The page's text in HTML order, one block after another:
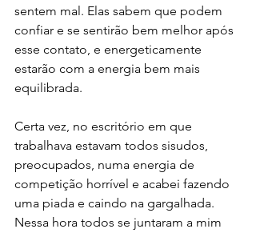
sentem mal. Elas sabem que podem
confiar e se sentirão bem melhor após
esse contato, e energeticamente
estarão com a energia bem mais
equilibrada.
Certa vez, no escritório em que
trabalhava estavam todos sisudos,
preocupados, numa energia de
competição horrível e acabei fazendo
uma piada e caindo na gargalhada.
Nessa hora todos se juntaram a mim